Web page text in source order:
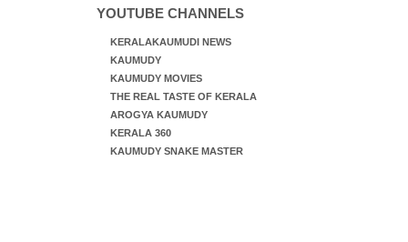
YOUTUBE CHANNELS
KERALAKAUMUDI NEWS
KAUMUDY
KAUMUDY MOVIES
THE REAL TASTE OF KERALA
AROGYA KAUMUDY
KERALA 360
KAUMUDY SNAKE MASTER